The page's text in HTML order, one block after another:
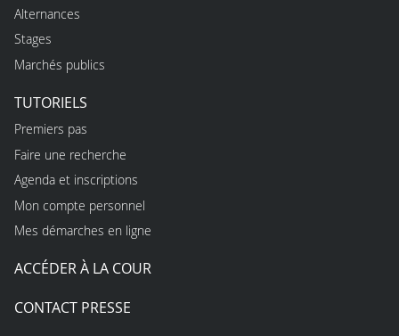
Alternances
Stages
Marchés publics
TUTORIELS
Premiers pas
Faire une recherche
Agenda et inscriptions
Mon compte personnel
Mes démarches en ligne
ACCÉDER À LA COUR
CONTACT PRESSE